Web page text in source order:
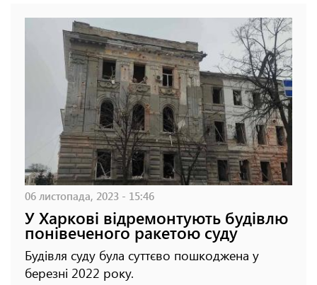
06 листопада, 2023 - 15:46
У Харкові відремонтують будівлю
понівеченого ракетою суду
Будівля суду була суттєво пошкоджена у
березні 2022 року.